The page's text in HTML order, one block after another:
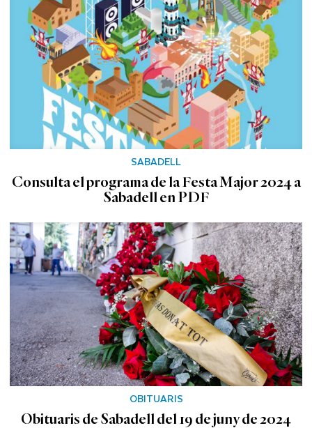
SABADELL
Consulta el programa de la Festa Major 2024 a
Sabadell en PDF
OBITUARIS
Obituaris de Sabadell del 19 de juny de 2024